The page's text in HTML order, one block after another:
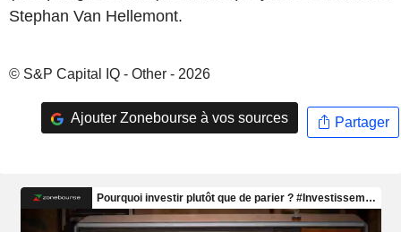
Stephan Van Hellemont.
© S&P Capital IQ - Other - 2026
Ajouter Zonebourse à vos sources Partager